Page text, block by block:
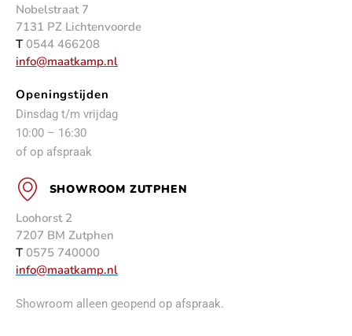
Nobelstraat 7
7131 PZ Lichtenvoorde
T 0544 466208
info@maatkamp.nl
Openingstijden
Dinsdag t/m vrijdag
10:00 – 16:30
of op afspraak
SHOWROOM ZUTPHEN
Loohorst 2
7207 BM Zutphen
T 0575 740000
info@maatkamp.nl
Showroom alleen geopend op afspraak.